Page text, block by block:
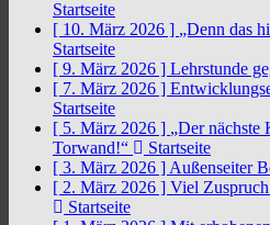
Startseite
[ 10. März 2026 ] „Denn das
Startseite
[ 9. März 2026 ] Lehrstunde
[ 7. März 2026 ]
Startseite
[ 5. März 2026 ] „Der
Torwand!“
Startseite
[ 3. März 2026 ] Außenseiter
[ 2. März 2026 ] Viel
Startseite